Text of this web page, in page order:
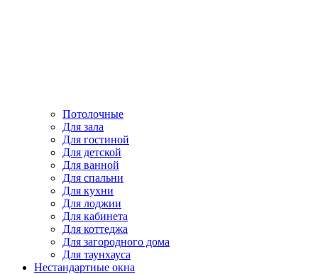
Потолочные
Для зала
Для гостиной
Для детской
Для ванной
Для спальни
Для кухни
Для лоджии
Для кабинета
Для коттеджа
Для загородного дома
Для таунхауса
Нестандартные окна